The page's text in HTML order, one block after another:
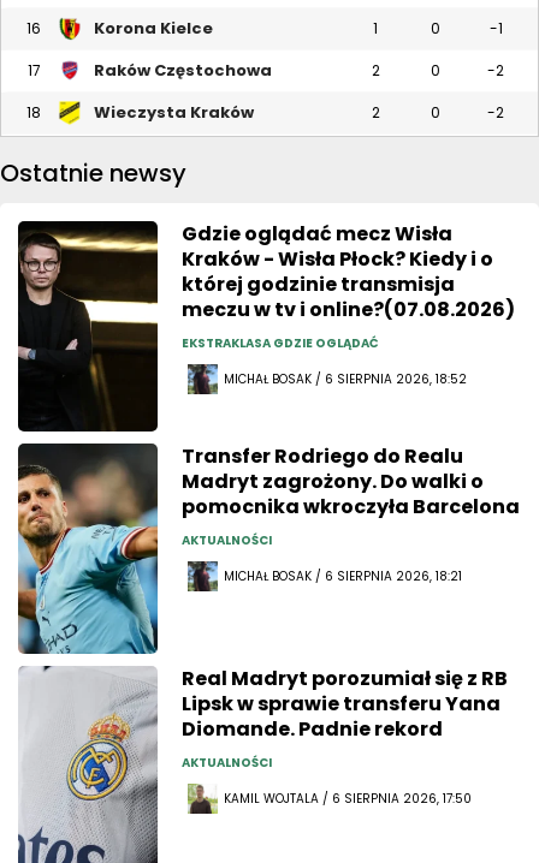
16 Korona Kielce 1 0 -1
17 Raków Częstochowa 2 0 -2
18 Wieczysta Kraków 2 0 -2
Ostatnie newsy
Gdzie oglądać mecz Wisła
Kraków - Wisła Płock? Kiedy i o
której godzinie transmisja
meczu w tv i online?(07.08.2026)
EKSTRAKLASA GDZIE OGLĄDAĆ
MICHAŁ BOSAK / 6 SIERPNIA 2026, 18:52
Transfer Rodriego do Realu
Madryt zagrożony. Do walki o
pomocnika wkroczyła Barcelona
AKTUALNOŚCI
MICHAŁ BOSAK / 6 SIERPNIA 2026, 18:21
Real Madryt porozumiał się z RB
Lipsk w sprawie transferu Yana
Diomande. Padnie rekord
AKTUALNOŚCI
KAMIL WOJTALA / 6 SIERPNIA 2026, 17:50